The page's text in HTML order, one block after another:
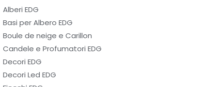
Alberi EDG
Basi per Albero EDG
Boule de neige e Carillon
Candele e Profumatori EDG
Decori EDG
Decori Led EDG